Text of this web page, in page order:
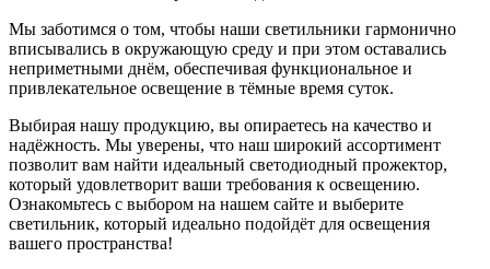
Мы заботимся о том, чтобы наши светильники гармонично
вписывались в окружающую среду и при этом оставались
неприметными днём, обеспечивая функциональное и
привлекательное освещение в тёмные время суток.
Выбирая нашу продукцию, вы опираетесь на качество и
надёжность. Мы уверены, что наш широкий ассортимент
позволит вам найти идеальный светодиодный прожектор,
который удовлетворит ваши требования к освещению.
Ознакомьтесь с выбором на нашем сайте и выберите
светильник, который идеально подойдёт для освещения
вашего пространства!